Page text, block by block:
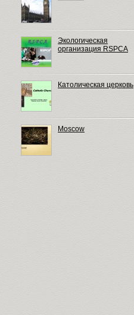
Экологическая
организация RSPCA
Католическая церковь
Moscow